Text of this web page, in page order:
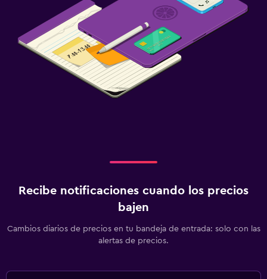
Recibe notificaciones cuando los precios
bajen
Cambios diarios de precios en tu bandeja de entrada: solo con las
alertas de precios.